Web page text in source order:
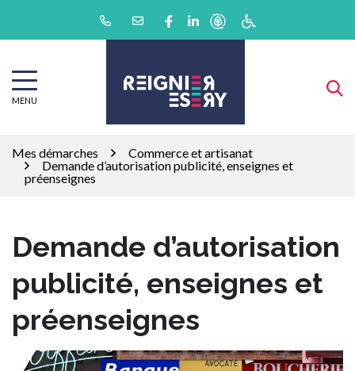
Lien vers le compte Facebook
Lien vers le compte Linkedin
MENU
Mes démarches
Commerce et artisanat
Demande d’autorisation publicité, enseignes et
préenseignes
Demande d’autorisation
publicité, enseignes et
préenseignes